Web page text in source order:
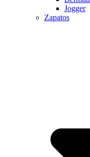
Jogger
Zapatos